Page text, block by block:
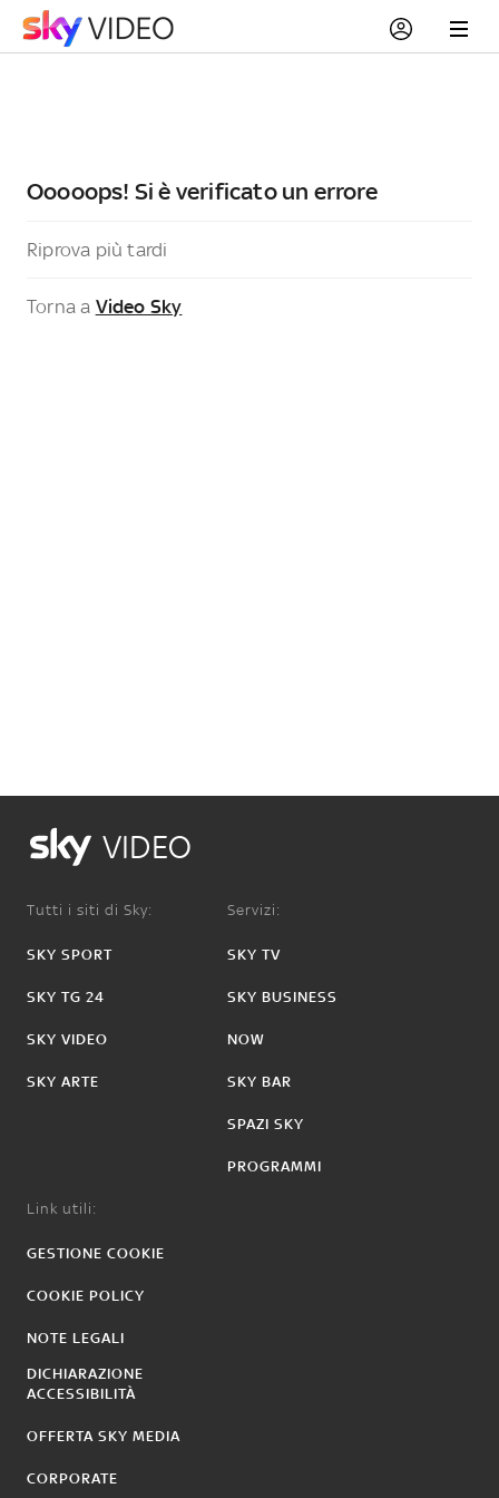
Ooooops! Si è verificato un errore
Riprova più tardi
Torna a Video Sky
VIDEO
Tutti i siti di Sky:
SKY SPORT
SKY TG 24
SKY VIDEO
SKY ARTE
Servizi:
SKY TV
SKY BUSINESS
NOW
SKY BAR
SPAZI SKY
PROGRAMMI
Link utili:
GESTIONE COOKIE
COOKIE POLICY
NOTE LEGALI
DICHIARAZIONE
ACCESSIBILITÀ
OFFERTA SKY MEDIA
CORPORATE